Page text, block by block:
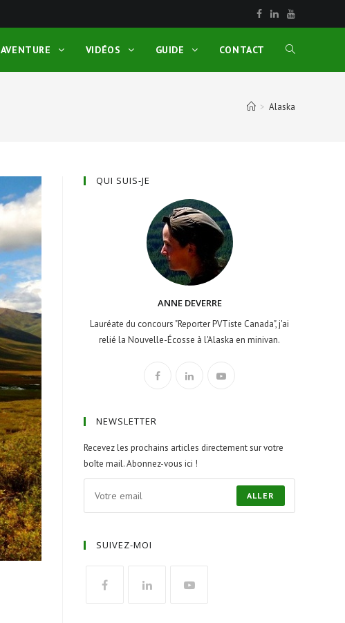
AVENTURE VIDÉOS GUIDE CONTACT
> Alaska
QUI SUIS-JE
ANNE DEVERRE
Lauréate du concours "Reporter PVTiste Canada", j'ai
relié la Nouvelle-Écosse à l'Alaska en minivan.
NEWSLETTER
Recevez les prochains articles directement sur votre
boîte mail. Abonnez-vous ici !
ALLER
SUIVEZ-MOI